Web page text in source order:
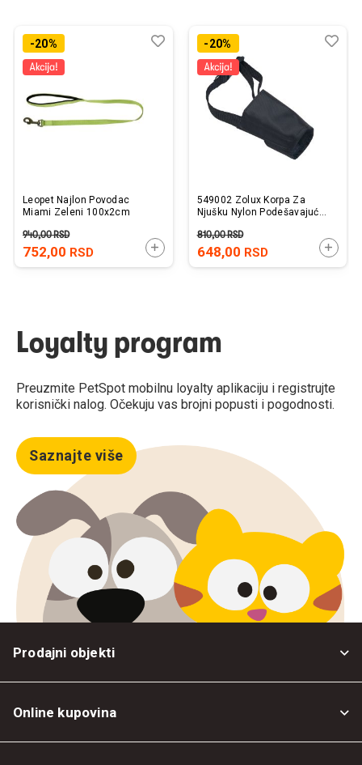
-20%
Leopet Najlon Povodac
Miami Zeleni 100x2cm
752,00 RSD
940,00RSD
DODAJTE U KORPU
Dodaj
Uporedi-20%
549002 Zolux Korpa Za
Njušku Nylon Podešavajuća
648,00 RSD
810,00RSD
Loyalty program
Preuzmite PetSpot mobilnu loyalty aplikaciju i registrujte
korisnički nalog. Očekuju vas brojni popusti i pogodnosti.
Saznajte više
Prodajni objekti
Online kupovina